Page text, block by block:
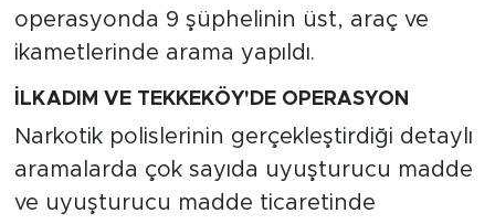
operasyonda 9 şüphelinin üst, araç ve
ikametlerinde arama yapıldı.
İLKADIM VE TEKKEKÖY'DE OPERASYON
Narkotik polislerinin gerçekleştirdiği detaylı
aramalarda çok sayıda uyuşturucu madde
ve uyuşturucu madde ticaretinde